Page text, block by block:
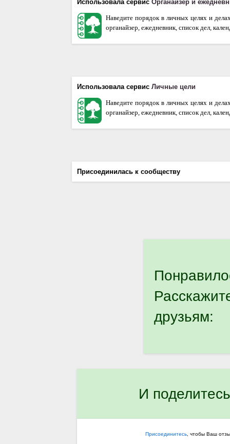
Использовала сервис Органайзер и
Наведите порядок в личных целях и
органайзер, ежедневник, список дел,
Использовала сервис Личные цели
Наведите порядок в личных целях и
органайзер, ежедневник, список дел,
Присоединилась к сообществу
друзьям:
И
Присоединитесь , чтобы Ваш